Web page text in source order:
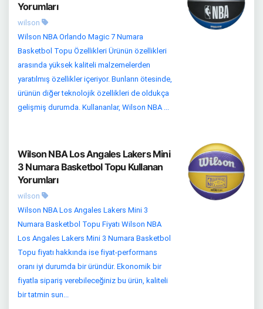
Yorumları
wilson
Wilson NBA Orlando Magic 7 Numara
Basketbol Topu Özellikleri Ürünün özellikleri
arasında yüksek kaliteli malzemelerden
yaratılmış özellikler içeriyor. Bunların ötesinde,
ürünün diğer teknolojik özellikleri de oldukça
gelişmiş durumda. Kullananlar, Wilson NBA ...
Wilson NBA Los Angales Lakers Mini
3 Numara Basketbol Topu Kullanan
Yorumları
wilson
Wilson NBA Los Angales Lakers Mini 3
Numara Basketbol Topu Fiyatı Wilson NBA
Los Angales Lakers Mini 3 Numara Basketbol
Topu fiyatı hakkında ise fiyat-performans
oranı iyi durumda bir üründür. Ekonomik bir
fiyatla sipariş verebileceğiniz bu ürün, kaliteli
bir tatmin sun...